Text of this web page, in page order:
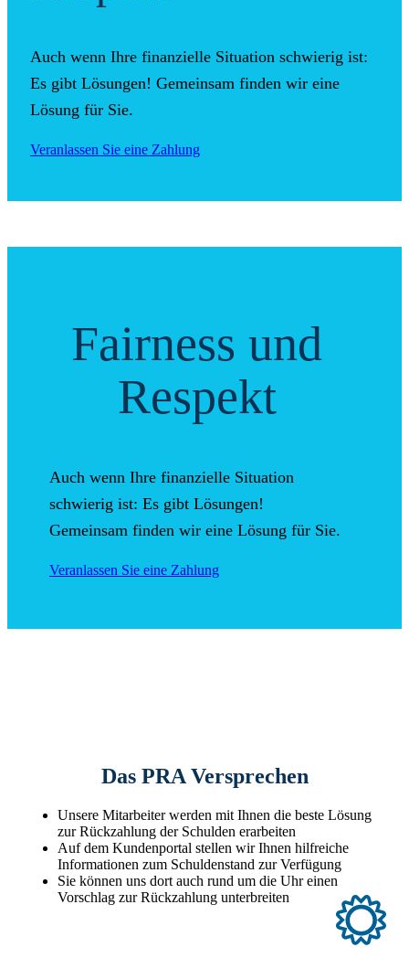
Auch wenn Ihre finanzielle Situation schwierig ist:
Es gibt Lösungen! Gemeinsam finden wir eine
Lösung für Sie.
Veranlassen Sie eine Zahlung
Fairness und
Respekt
Auch wenn Ihre finanzielle Situation
schwierig ist: Es gibt Lösungen!
Gemeinsam finden wir eine Lösung für Sie.
Veranlassen Sie eine Zahlung
Das PRA Versprechen
Unsere Mitarbeiter werden mit Ihnen die beste Lösung
zur Rückzahlung der Schulden erarbeiten
Auf dem Kundenportal stellen wir Ihnen hilfreiche
Informationen zum Schuldenstand zur Verfügung
Sie können uns dort auch rund um die Uhr einen
Vorschlag zur Rückzahlung unterbreiten